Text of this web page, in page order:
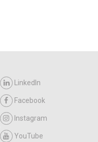
LinkedIn
Facebook
Instagram
YouTube